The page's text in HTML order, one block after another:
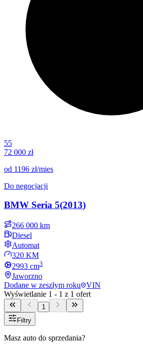
55
72 000 zł
od 1196 zł/mies
Do negocjacji
BMW Seria 5(2013)
266 000 km
Diesel
Automat
320 KM
2993 cm3
Jaworzno
Dodane w zeszłym roku
VIN
Wyświetlanie 1 - 1 z 1 ofert
1
Filtry
Masz auto do sprzedania?